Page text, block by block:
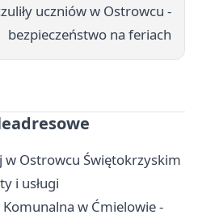
uczniów w Ostrowcu -
bezpieczeństwo na feriach
w Ostrowcu Świętokrzyskim
i usługi
w Ćmielowie -